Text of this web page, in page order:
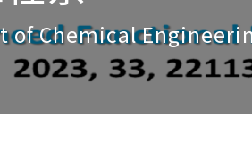
of Chemical